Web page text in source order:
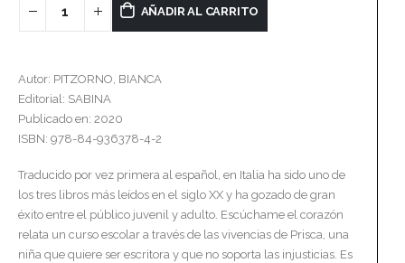
AÑADIR AL CARRITO
Autor: PITZORNO, BIANCA
Editorial: SABINA
Publicado en: 2020
ISBN: 978-84-936378-4-2
Traducido por vez primera al español, en Italia ha sido uno de
los tres libros más leídos en el siglo XX y ha gozado de gran
éxito entre el público juvenil y adulto. Escúchame el corazón
relata un curso escolar a través de las vivencias de Prisca, una
niña que quiere ser escritora y que no soporta las injusticias. Es